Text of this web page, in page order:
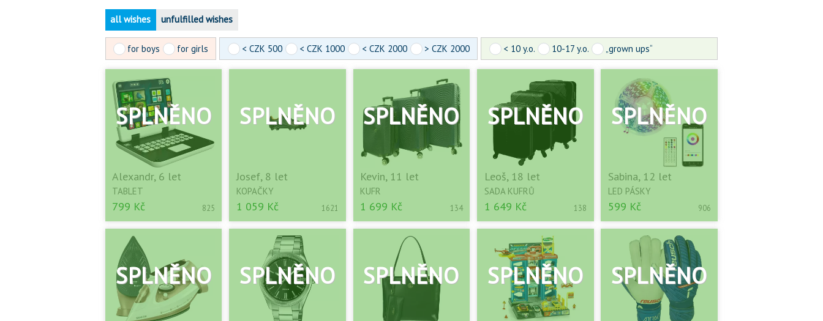
all wishes unfulfilled wishes
for boys for girls < CZK 500 < CZK 1000 < CZK 2000 > CZK 2000 < 10 y.o. 10-17 y.o. „grown ups“
Alexandr, 6 let
TABLET
799 Kč 825
Josef, 8 let
KOPAČKY
1 059 Kč 1621
Kevin, 11 let
KUFR
1 699 Kč 134
Leoš, 18 let
SADA KUFRŮ
1 649 Kč 138
Sabina, 12 let
LED PÁSKY
599 Kč 906